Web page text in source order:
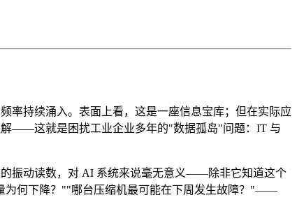
持续涌入。表面上看，这是一座信息宝库；但在实际应
解——这就是困扰工业企业多年的"数据孤岛"问题：IT 与
的振动读数，对 AI 系统来说毫无意义——除非它知道这个
为何下降？""哪台压缩机最可能在下周发生故障？"——